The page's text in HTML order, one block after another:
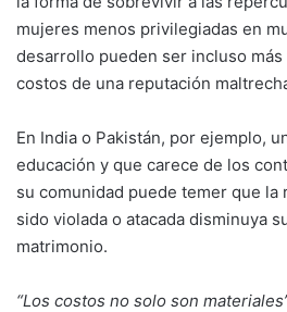
mujeres menos privilegiadas en
desarrollo pueden ser incluso
costos de una reputación
En India o Pakistán, por ejemplo,
educación y que carece de los
su comunidad puede temer que la
sido violada o atacada disminuya
matrimonio.
“Los costos no solo son